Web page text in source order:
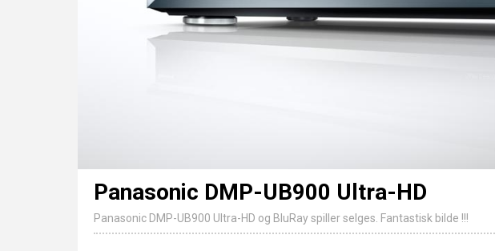
Panasonic DMP-UB900 Ultra-HD
Panasonic DMP-UB900 Ultra-HD og BluRay spiller selges. Fantastisk bilde !!!